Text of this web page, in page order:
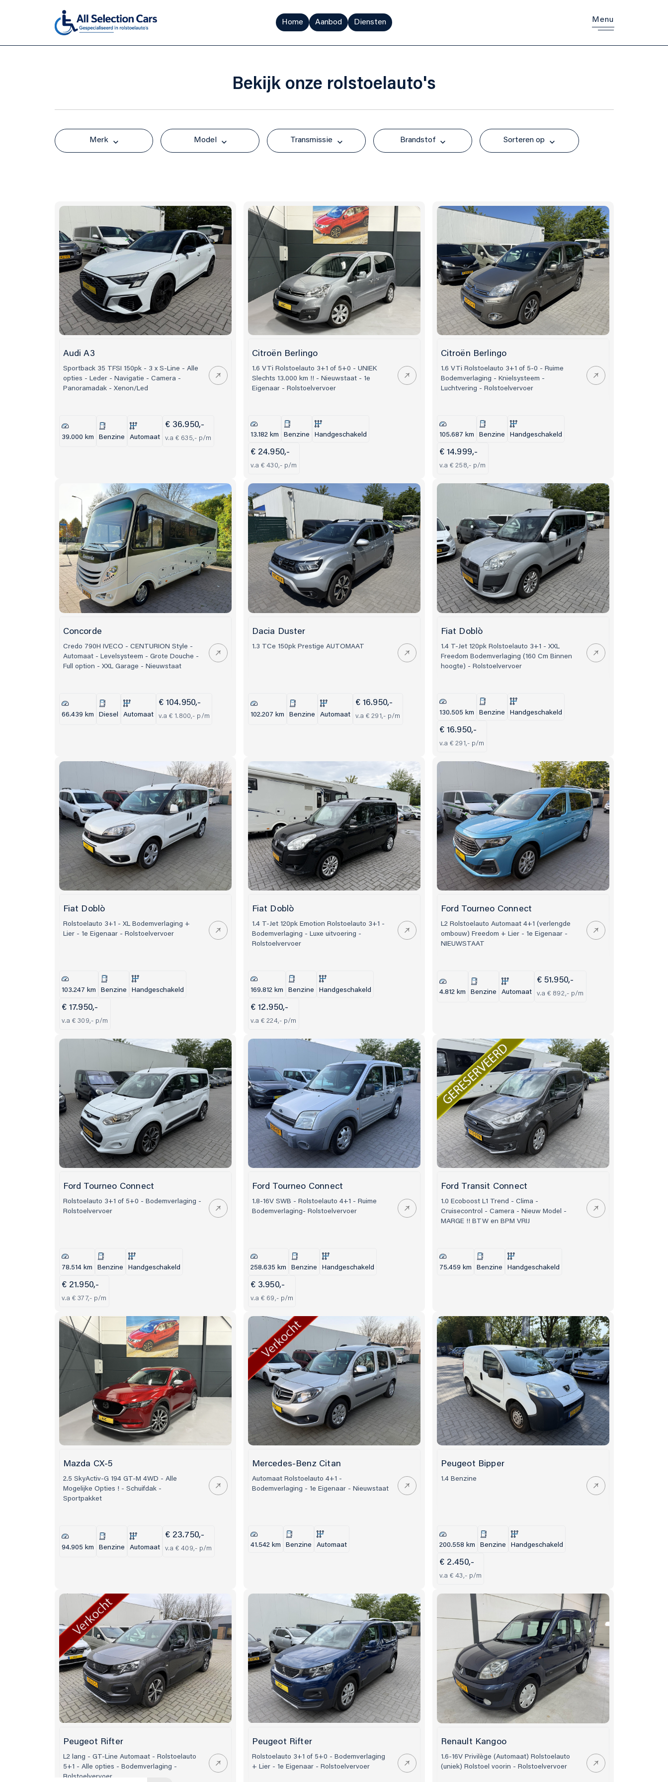
Home Aanbod Diensten Menu
Diensten
Over ons
Contact
Contact
040 298 83 45
info@allselectioncars.nl
Adres
Boschdijk 878
5627 AB Eindhoven
Openingstijden
Zaterdag:10.00 – 15.00 uur
Alleen op afspraak
Bekijk onze rolstoelauto's
Merk Model Transmissie Brandstof Sorteren op
Audi A3
Sportback 35 TFSI 150pk - 3 x S-Line - Alle
opties - Leder - Navigatie - Camera -
Panoramadak - Xenon/Led
39.000 km Benzine Automaat
€ 36.950,-
v.a € 635,- p/m
Citroën Berlingo
1.6 VTi Rolstoelauto 3+1 of 5+0 - UNIEK
Slechts 13.000 km !! - Nieuwstaat - 1e
Eigenaar - Rolstoelvervoer
13.182 km Benzine Handgeschakeld
€ 24.950,-
v.a € 430,- p/m
Citroën Berlingo
1.6 VTi Rolstoelauto 3+1 of 5-0 - Ruime
Bodemverlaging - Knielsysteem -
Luchtvering - Rolstoelvervoer
105.687 km Benzine Handgeschakeld
€ 14.999,-
v.a € 258,- p/m
Concorde
Credo 790H IVECO - CENTURION Style -
Automaat - Levelsysteem - Grote Douche -
Full option - XXL Garage - Nieuwstaat
66.439 km Diesel Automaat
€ 104.950,-
v.a € 1.800,- p/m
Dacia Duster
1.3 TCe 150pk Prestige AUTOMAAT
102.207 km Benzine Automaat
€ 16.950,-
v.a € 291,- p/m
Fiat Doblò
1.4 T-Jet 120pk Rolstoelauto 3+1 - XXL
Freedom Bodemverlaging (160 Cm Binnen
hoogte) - Rolstoelvervoer
130.505 km Benzine Handgeschakeld
€ 16.950,-
v.a € 291,- p/m
Fiat Doblò
Rolstoelauto 3+1 - XL Bodemverlaging +
Lier - 1e Eigenaar - Rolstoelvervoer
103.247 km Benzine Handgeschakeld
€ 17.950,-
v.a € 309,- p/m
Fiat Doblò
1.4 T-Jet 120pk Emotion Rolstoelauto 3+1 -
Bodemverlaging - Luxe uitvoering -
Rolstoelvervoer
169.812 km Benzine Handgeschakeld
€ 12.950,-
v.a € 224,- p/m
Ford Tourneo Connect
L2 Rolstoelauto Automaat 4+1 (verlengde
ombouw) Freedom + Lier - 1e Eigenaar -
NIEUWSTAAT
4.812 km Benzine Automaat
€ 51.950,-
v.a € 892,- p/m
Ford Tourneo Connect
Rolstoelauto 3+1 of 5+0 - Bodemverlaging -
Rolstoelvervoer
78.514 km Benzine Handgeschakeld
€ 21.950,-
v.a € 377,- p/m
Ford Tourneo Connect
1.8-16V SWB - Rolstoelauto 4+1 - Ruime
Bodemverlaging- Rolstoelvervoer
258.635 km Benzine Handgeschakeld
€ 3.950,-
v.a € 69,- p/m
Ford Transit Connect
1.0 Ecoboost L1 Trend - Clima -
Cruisecontrol - Camera - Nieuw Model -
MARGE !! BTW en BPM VRIJ
75.459 km Benzine Handgeschakeld
Mazda CX-5
2.5 SkyActiv-G 194 GT-M 4WD - Alle
Mogelijke Opties ! - Schuifdak -
Sportpakket
94.905 km Benzine Automaat
€ 23.750,-
v.a € 409,- p/m
Mercedes-Benz Citan
Automaat Rolstoelauto 4+1 -
Bodemverlaging - 1e Eigenaar - Nieuwstaat
41.542 km Benzine Automaat
Peugeot Bipper
1.4 Benzine
200.558 km Benzine Handgeschakeld
€ 2.450,-
v.a € 43,- p/m
Peugeot Rifter
L2 lang - GT-Line Automaat - Rolstoelauto
5+1 - Alle opties - Bodemverlaging -
Rolstoelvervoer
Peugeot Rifter
Rolstoelauto 3+1 of 5+0 - Bodemverlaging
+ Lier - 1e Eigenaar - Rolstoelvervoer
Renault Kangoo
1.6-16V Privilège (Automaat) Rolstoelauto
(uniek) Rolstoel voorin - Rolstoelvervoer